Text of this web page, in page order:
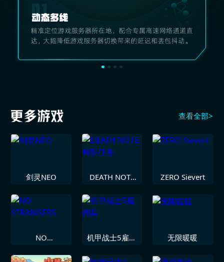
查看全部>
剑灵NEO
DEATH NOTE
ZERO Sievert
NO
机甲战士5雇佣
无限暖暖